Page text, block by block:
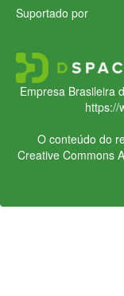
Suportado por
Empresa Brasileira
https://
O conteúdo do
Creative Commons